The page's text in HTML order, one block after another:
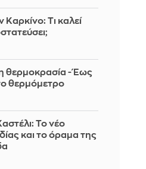
Τι καλεί
θερμοκρασία - Έως
θερμόμετρο
Το νέο
και το όραμα της